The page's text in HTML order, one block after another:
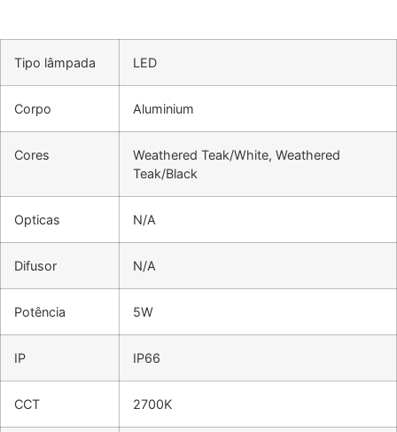
Tipo lâmpada LED
Corpo Aluminium
Cores
Weathered Teak/White, Weathered
Teak/Black
Opticas N/A
Difusor N/A
Potência 5W
IP IP66
CCT 2700K